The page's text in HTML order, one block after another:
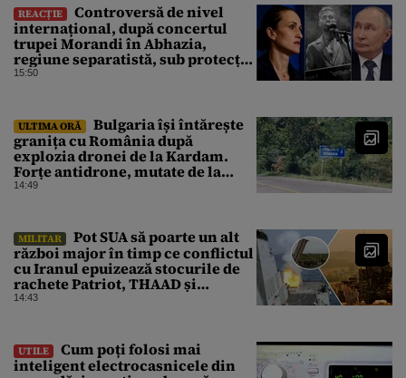
REACȚIE
Controversă de nivel
internațional, după concertul
trupei Morandi în Abhazia,
regiune separatistă, sub protecția
Rusiei
15:50
ULTIMA ORĂ
Bulgaria își întărește
granița cu România după
explozia dronei de la Kardam.
Forțe antidrone, mutate de la
frontiera cu Turcia
14:49
MILITAR
Pot SUA să poarte un alt
război major în timp ce conflictul
cu Iranul epuizează stocurile de
rachete Patriot, THAAD și
Tomahawk?
14:43
UTILE
Cum poți folosi mai
inteligent electrocasnicele din